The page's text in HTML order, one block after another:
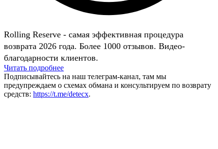
Rolling Reserve - самая эффективная процедура
возврата 2026 года. Более 1000 отзывов. Видео-
благодарности клиентов.
Читать подробнее
Подписывайтесь на наш телеграм-канал, там мы
предупреждаем о схемах обмана и консультируем по возврату
средств: https://t.me/detecx.